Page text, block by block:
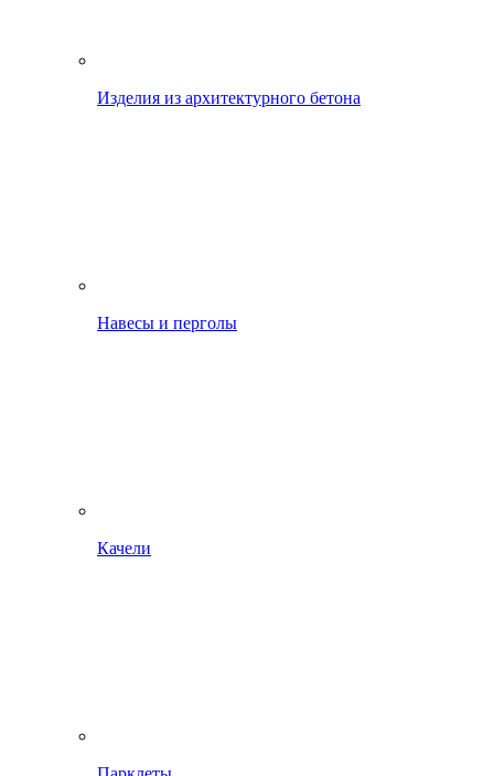
Изделия из архитектурного бетона
Навесы и перголы
Качели